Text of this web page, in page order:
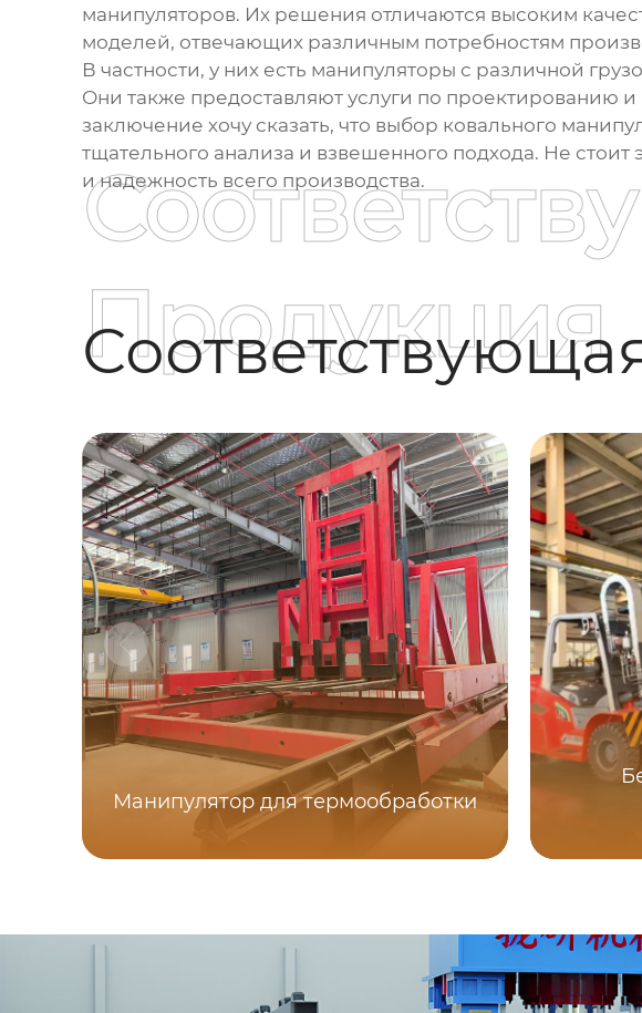
манипуляторов. Их решения отличаются высоким
моделей, отвечающих различным потребностям
В частности, у них есть манипуляторы с различной
Они также предоставляют услуги по проектированию
заключение хочу сказать, что выбор ковального
тщательного анализа и взвешенного подхода. Не стоит
и надежность всего производства.
Продукция
Манипулятор для термообработки